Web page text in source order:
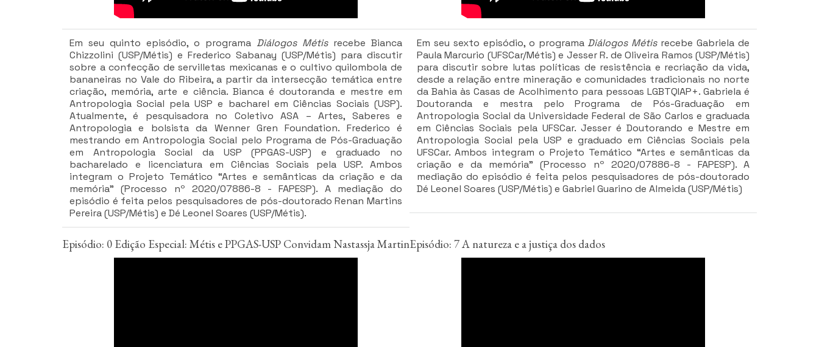
Em seu quinto episódio, o programa Diálogos Métisrecebe Bianca
Chizzolini (USP/Métis) e Frederico Sabanay (USP/Métis) para discutir
sobre a confecção de servilletas mexicanas e o cultivo quilombola de
bananeiras no Vale do Ribeira, a partir da intersecção temática entre
criação, memória, arte e ciência. Bianca é doutoranda e mestre em
Antropologia Social pela USP e bacharel em Ciências Sociais (USP).
Atualmente, é pesquisadora no Coletivo ASA – Artes, Saberes e
Antropologia e bolsista da Wenner Gren Foundation. Frederico é
mestrando em Antropologia Social pelo Programa de Pós-Graduação
em Antropologia Social da USP (PPGAS-USP) e graduado no
bacharelado e licenciatura em Ciências Sociais pela USP. Ambos
integram o Projeto Temático “Artes e semânticas da criação e da
memória” (Processo nº 2020/07886-8 - FAPESP). A mediação do
episódio é feita pelos pesquisadores de pós-doutorado Renan Martins
Pereira (USP/Métis) e Dé Leonel Soares (USP/Métis).
Em seu sexto episódio, o programa Diálogos Métisrecebe Gabriela de
Paula Marcurio (UFSCar/Métis) e Jesser R. de Oliveira Ramos (USP/Métis)
para discutir sobre lutas políticas de resistência e recriação da vida,
desde a relação entre mineração e comunidades tradicionais no norte
da Bahia às Casas de Acolhimento para pessoas LGBTQIAP+. Gabriela é
Doutoranda e mestra pelo Programa de Pós-Graduação em
Antropologia Social da Universidade Federal de São Carlos e graduada
em Ciências Sociais pela UFSCar. Jesser é Doutorando e Mestre em
Antropologia Social pela USP e graduado em Ciências Sociais pela
UFSCar. Ambos integram o Projeto Temático “Artes e semânticas da
criação e da memória” (Processo nº 2020/07886-8 - FAPESP). A
mediação do episódio é feita pelos pesquisadores de pós-doutorado
Dé Leonel Soares (USP/Métis) e Gabriel Guarino de Almeida (USP/Métis)
Episódio: 0 Edição Especial: Métis e PPGAS-USP Convidam Nastassja MartinEpisódio: 7 A natureza e a justiça dos dados